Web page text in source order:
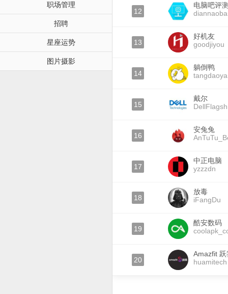
职场管理
招聘
星座运势
图片摄影
12
电脑吧评
13
好机友
goodjiyou
14
躺倒鸭
tangdaoya
15
戴尔
16
安兔兔
17
中正电脑
yzzzdn
18
放毒
iFangDu
19
酷安数码
20
Amazfit 跃
huamitech